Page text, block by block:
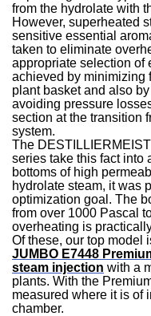
from the hydrolate with
However, superheated
sensitive essential
taken to eliminate
appropriate selection of
achieved by minimizing
plant basket and also
avoiding pressure
section at the transition
system.
The
series take this fact into
bottoms of high
hydrolate steam, it was
optimization goal. The
from over 1000 Pascal
overheating is
Of these, our top model
JUMBO E7448
steam injection with a
plants. With the
measured where it is of
chamber.